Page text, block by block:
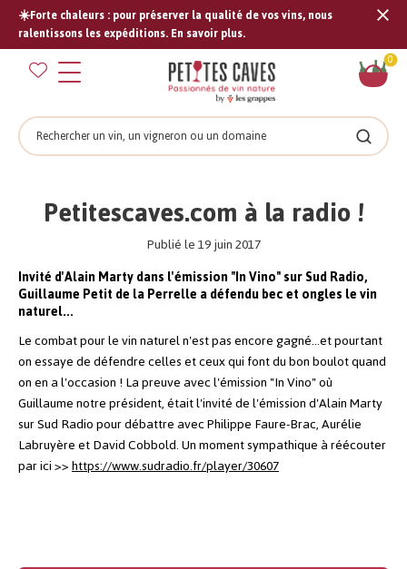
☀️Forte chaleurs : pour préserver la qualité de vos vins, nous
ralentissons les expéditions. En savoir plus.
0
Rechercher
Petitescaves.com à la radio !
Publié le 19 juin 2017
Invité d'Alain Marty dans l'émission "In Vino" sur Sud Radio,
Guillaume Petit de la Perrelle a défendu bec et ongles le vin
naturel...
Le combat pour le vin naturel n'est pas encore gagné...et pourtant
on essaye de défendre celles et ceux qui font du bon boulot quand
on en a l'occasion ! La preuve avec l'émission "In Vino" où
Guillaume notre président, était l'invité de l'émission d'Alain Marty
sur Sud Radio pour débattre avec Philippe Faure-Brac, Aurélie
Labruyère et David Cobbold.Un moment sympathique à réécouter
par ici >>https://www.sudradio.fr/player/30607